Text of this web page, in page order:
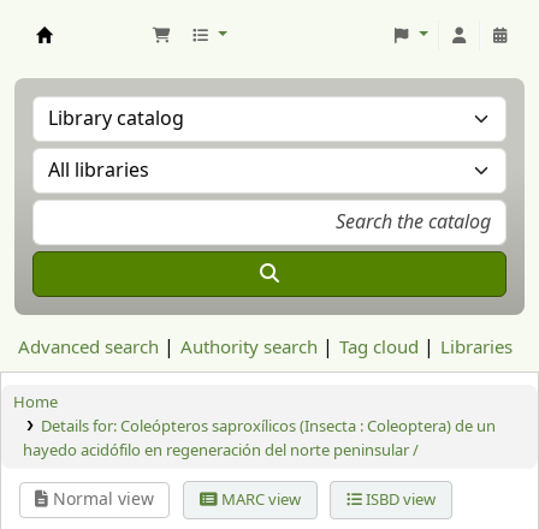
Advanced search Authority search Tag cloud Libraries
Home
Details for:Coleópteros saproxílicos (Insecta : Coleoptera) de un
hayedo acidófilo en regeneración del norte peninsular /
Normal view MARC view ISBD view